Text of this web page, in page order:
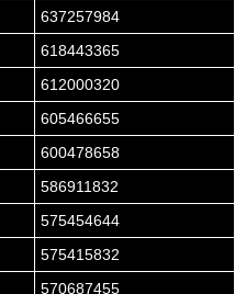
637257984
618443365
612000320
605466655
600478658
586911832
575454644
575415832
570687455